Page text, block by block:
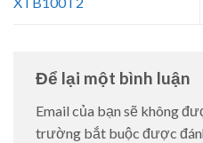
Để lại một bình luận
Email của bạn sẽ không
trường bắt buộc được